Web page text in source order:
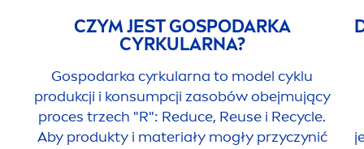
CZYM JEST GOSPODARKA
CYRKULARNA?
Gospodarka cyrkularna to model cyklu
produkcji i konsumpcji zasobów obejmujący
proces trzech "R": Reduce, Reuse i Recycle.
Aby produkty i materiały mogły przyczynić